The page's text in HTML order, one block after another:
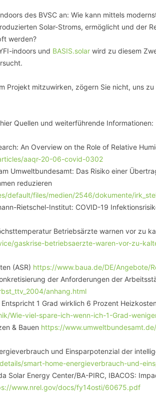
des BVSC an: Wie kann mittels
Solar-Stroms, ermöglicht und der
werden?
indoors und BASIS.solar wird zu diesem
Projekt mitzuwirken, zögern Sie nicht, uns zu
Quellen und weiterführende Informationen:
An Overview on the Role of Relative
aaqr-20-06-covid-0302
Umweltbundesamt: Das Risiko einer
reduzieren
default/files/medien/2546/dokumente/
Rietschel-Institut: COVID-19
Betriebsärzte warnen vor zu
gaskrise-betriebsaerzte-waren-vor-zu-
(ASR) https://www.baua.de/DE/Angebote/
der Anforderungen der
anhang.html
1 Grad wirklich 6 Prozent
Wie-viel-spare-ich-wenn-ich-1-Grad-
& Bauen https://
und Einsparpotenzial der
smart-home-energieverbrauch-und-
Solar Energy Center/BA-PIRC, IBACOS:
www.nrel.gov/docs/fy14osti/60675.pdf